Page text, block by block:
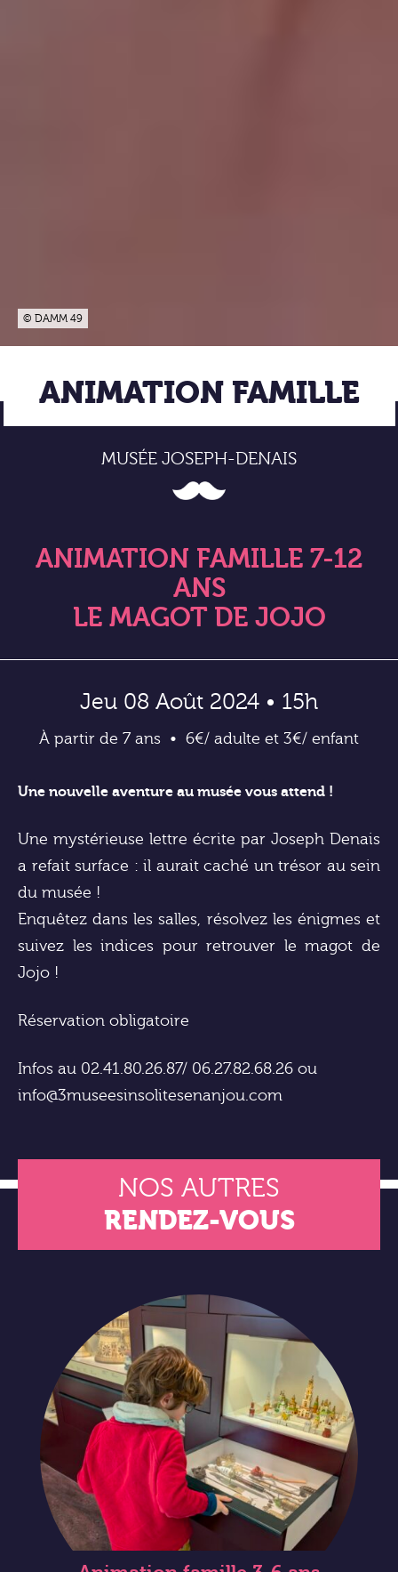
© DAMM 49
ANIMATION FAMILLE
MUSÉE JOSEPH-DENAIS
ANIMATION FAMILLE 7-12
ANS
LE MAGOT DE JOJO
Jeu 08 Août 2024 • 15h
À partir de 7 ans 6€/ adulte et 3€/ enfant
Une nouvelle aventure au musée vous attend !
Une mystérieuse lettre écrite par Joseph Denais
a refait surface : il aurait caché un trésor au sein
du musée !
Enquêtez dans les salles, résolvez les énigmes et
suivez les indices pour retrouver le magot de
Jojo !
Réservation obligatoire
Infos au 02.41.80.26.87/ 06.27.82.68.26 ou
info@3museesinsolitesenanjou.com
NOS AUTRES
RENDEZ-VOUS